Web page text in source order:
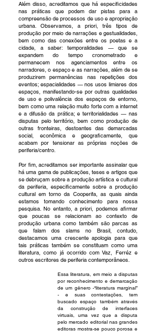
Além disso, acreditamos que há especificidades
nas práticas que podem dar pistas para a
compreensão de processos de uso e apropriação
urbana. Observamos, a priori, três tipos de
produção por meio de narrações e gestualidades,
bem como das conexões entre os poetas e a
cidade, a saber: temporalidades — que se
expandem do tempo cronometrado e
permanecem nos agenciamentos entre os
narradores, o espaço e as narrações, além de se
produzirem permanências nas repetições dos
eventos; espacialidades — nos usos limiares dos
espaços, manifestando-se por outras qualidades
de uso e polivalência dos espaços de entorno,
bem como uma relação muito forte com a internet
e a difusão da prática; e territorialidades — nas
disputas pelo território, bem como produção de
outras fronteiras, destoantes das demarcadas
social, econômica e geograficamente, que
acabam por tensionar as próprias noções de
periferia/centro.
Por fim, acreditamos ser importante assinalar que
há uma gama de publicações, teses e artigos que
se debruçam sobre a produção artística e cultural
da periferia, especificamente sobre a produção
cultural em torno da Cooperifa, as quais ainda
estamos tomando conhecimento para nossa
pesquisa. No entanto, a priori, podemos afirmar
que poucas se relacionam ao contexto de
produção urbana como também são parcas as
que falam dos slams no Brasil, contudo,
destacamos uma crescente apologia para que
tais práticas também se constituam como uma
literatura, como já ocorrido com Vaz, Ferréz e
outros escritores de periferia contemporâneos.
Essa literatura, em meio a disputas
por reconhecimento e demarcação
de um gênero -“literatura marginal”
- e suas contestações, tem
buscado espaço também através
da construção de interfaces
virtuais, uma vez que a disputa
pelo mercado editorial nas grandes
editoras mostra-se pouco porosa e